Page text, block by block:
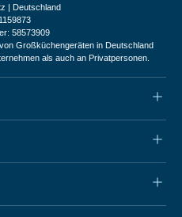
| Deutschland
58573909
Großküchengeräten in Deutschland
als auch an Privatpersonen.